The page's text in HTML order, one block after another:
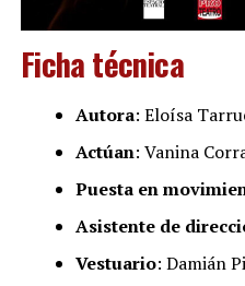
Ficha técnica
Autora: Eloísa
Actúan: Vanina
Puesta en
Asistente de
Vestuario: Damián